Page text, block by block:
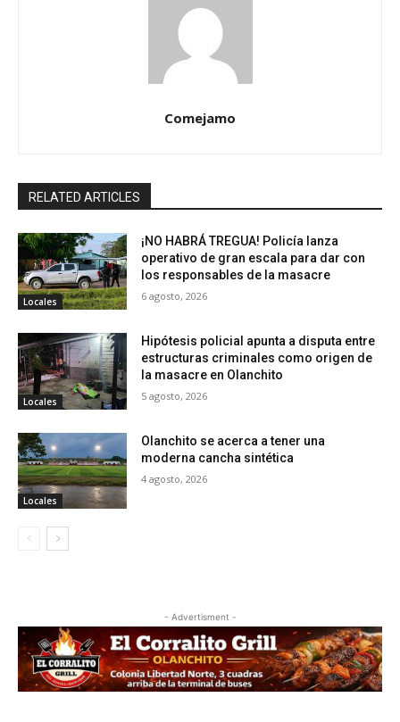
Comejamo
RELATED ARTICLES
Locales
¡NO HABRÁ TREGUA! Policía lanza
operativo de gran escala para dar con
los responsables de la masacre
6 agosto, 2026
Locales
Hipótesis policial apunta a disputa entre
estructuras criminales como origen de
la masacre en Olanchito
5 agosto, 2026
Locales
Olanchito se acerca a tener una
moderna cancha sintética
4 agosto, 2026
- Advertisment -